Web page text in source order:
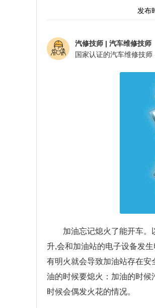
发布
汽修技师 | 汽车维修技师
加油忘记熄火了能开车
升,会和加油站的电子设备发
有明火就会导致加油站存在
油的时候要熄火：加油的时候
时候会偶发火花的情况。